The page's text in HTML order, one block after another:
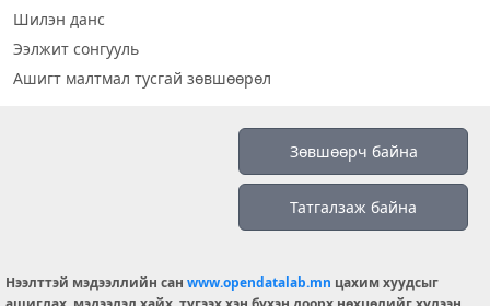
Шилэн данс
Ээлжит сонгууль
Ашигт малтмал тусгай зөвшөөрөл
info@opendatalab.mn
Зөвшөөрч байна
Татгалзаж байна
Нээлттэй мэдээллийн сан www.opendatalab.mn цахим хуудсыг